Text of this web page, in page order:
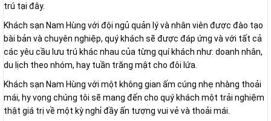
trú tại đây.
Khách sạn Nam Hùng với đội ngủ quản lý và nhân viên được đào tạo
bài bản và chuyên nghiệp, quý khách sẽ được đáp ứng và với tất cả
các yêu cầu lưu trú khác nhau của từng quí khách như: doanh nhân,
du lịch theo nhóm, hay tuần trăng mật cho đôi lứa.
Khách sạn Nam Hùng với một không gian ấm cúng nhẹ nhàng thoải
mái, hy vọng chúng tôi sẽ mang đến cho quý khách một trải nghiệm
thật giá trị về một kỳ nghỉ đầy ấn tượng vui vẻ và thoải mái.